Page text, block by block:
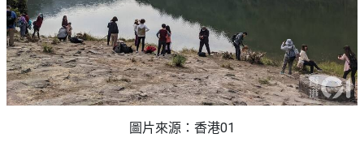
坊
戶
外
玩
樂
上
活
動
#
散
水
圖片來源：香港01